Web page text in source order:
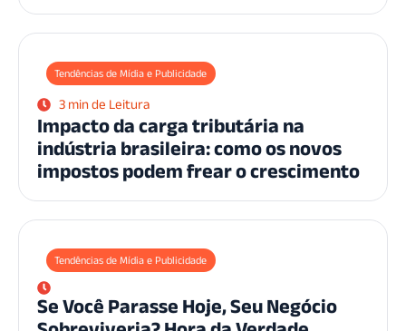
Tendências de Mídia e Publicidade
3 min de Leitura
Impacto da carga tributária na
indústria brasileira: como os novos
impostos podem frear o crescimento
Tendências de Mídia e Publicidade
Se Você Parasse Hoje, Seu Negócio